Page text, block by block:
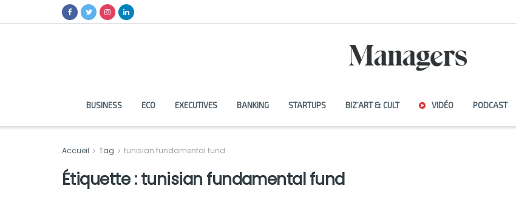
BUSINESS ECO EXECUTIVES BANKING STARTUPS BIZ’ART & CULT VIDÉO PODCAST
Accueil Tag tunisian fundamental fund
Étiquette :tunisian fundamental fund